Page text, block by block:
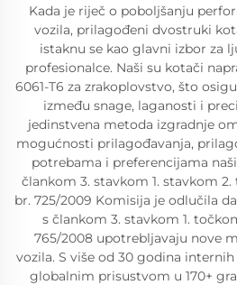
Kada je riječ o poboljšanju
vozila, prilagođeni dvostruki
istaknu se kao glavni izbor za
profesionalce. Naši su kotači
6061-T6 za zrakoplovstvo, što
između snage, laganosti i
jedinstvena metoda izgradnje
mogućnosti prilagođavanja,
potrebama i preferencijama
člankom 3. stavkom 1. stavkom
br. 725/2009 Komisija je odlučila
s člankom 3. stavkom 1.
765/2008 upotrebljavaju nove
vozila. S više od 30 godina
globalnim prisustvom u 170+